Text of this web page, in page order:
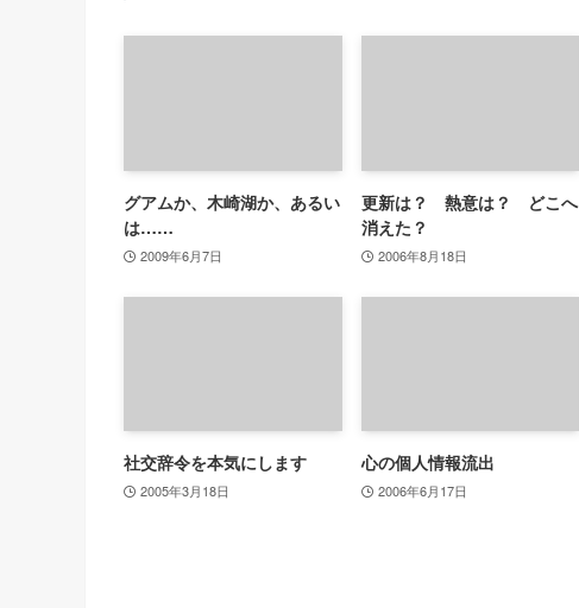
グアムか、木崎湖か、あるい
は……
2009年6月7日
更新は？ 熱意は？ どこへ
消えた？
2006年8月18日
社交辞令を本気にします
2005年3月18日
心の個人情報流出
2006年6月17日